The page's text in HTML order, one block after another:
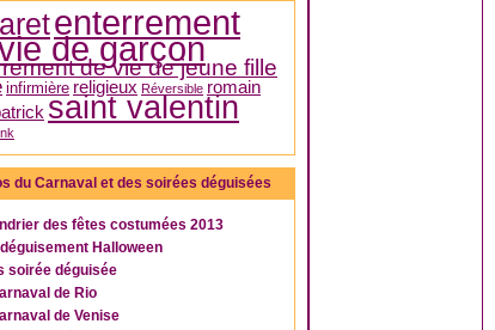
enterrement
de garçon
de vie de jeune fille
infirmière religieux Réversible romain
saint valentin
du Carnaval et des soirées déguisées
des fêtes costumées 2013
Halloween
soirée déguisée
de Rio
de Venise